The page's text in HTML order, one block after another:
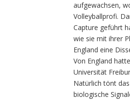
aufgewachsen,
Volleyballprofi.
Capture geführt
wie sie mit ihrer
England eine
Von England
Universität
Natürlich tönt
biologische